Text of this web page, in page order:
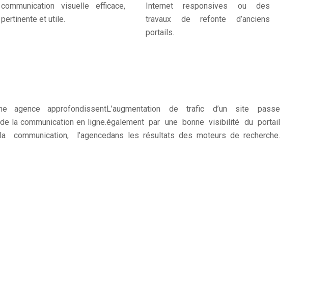
communication visuelle efficace,
pertinente et utile.
Internet responsives ou des
travaux de refonte d’anciens
portails.
agence approfondissent
la communication en ligne.
communication, l’agence
L’augmentation de trafic d’un site passe
également par une bonne visibilité du portail
dans les résultats des moteurs de recherche.